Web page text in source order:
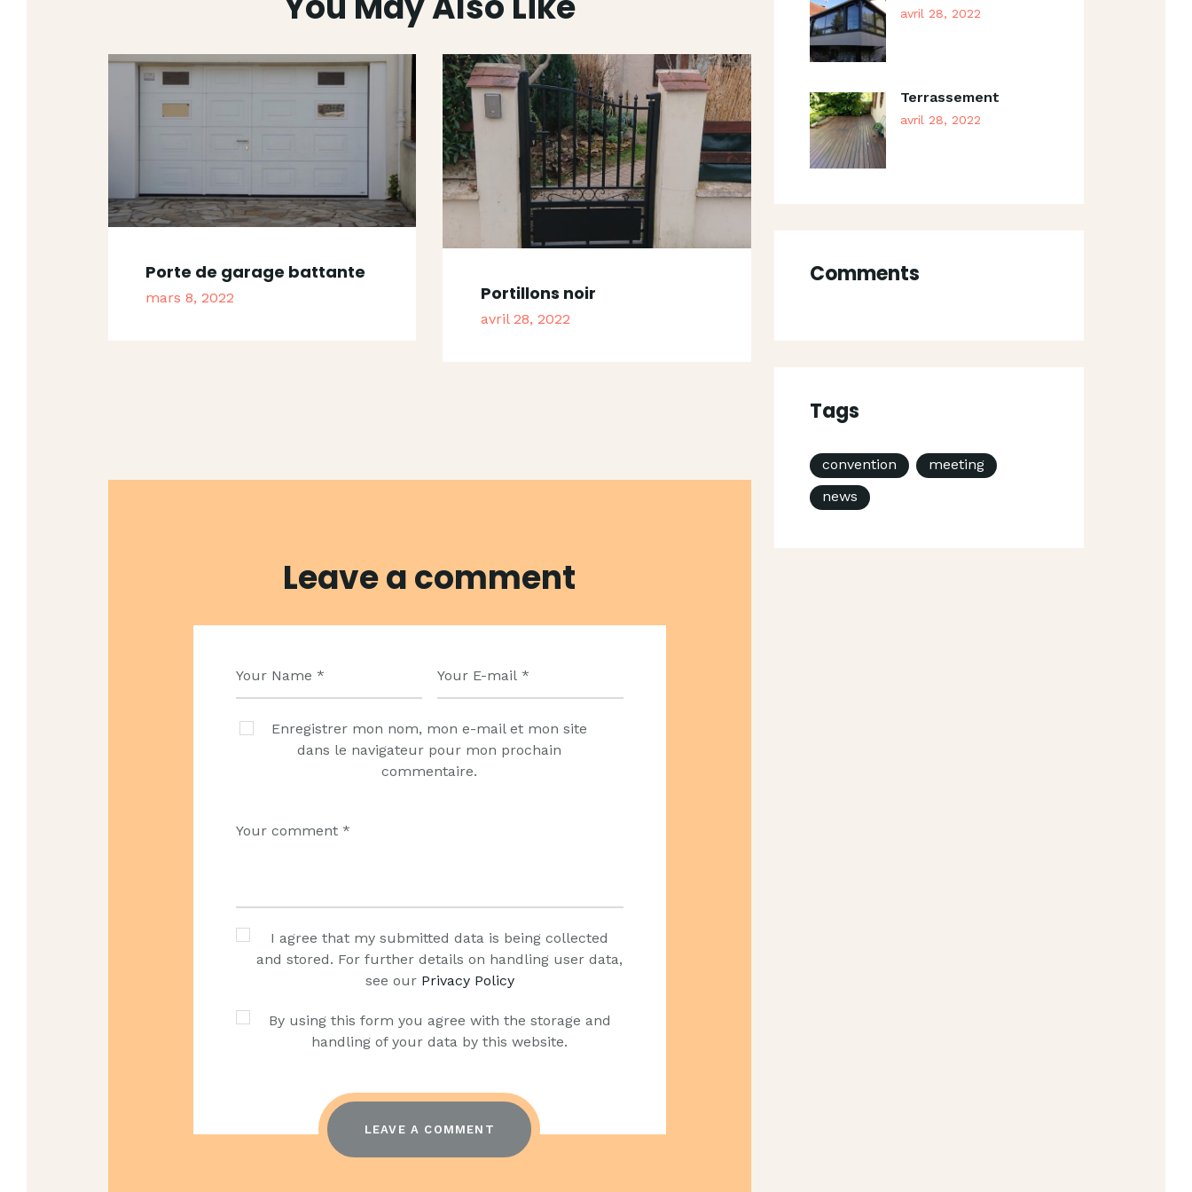
Porte de garage battante
mars 8, 2022 Portillons noir
avril 28, 2022
Leave a comment
Enregistrer mon nom, mon e-mail et mon site
dans le navigateur pour mon prochain
commentaire.
I agree that my submitted data is being collected
and stored. For further details on handling user data,
see our Privacy Policy
By using this form you agree with the storage and
handling of your data by this website.
avril 28, 2022
Terrassement
avril 28, 2022
Comments
Tags
convention
meeting
news